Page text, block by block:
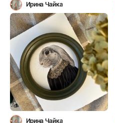
Ирина Чайка
Ирина Чайка